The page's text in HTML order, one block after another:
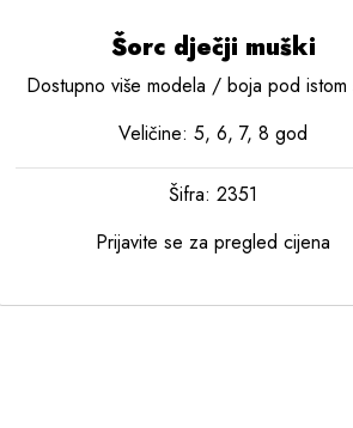
Šorc dječji muški
Dostupno više modela / boja pod istom
Veličine: 5, 6, 7, 8 god
Šifra: 2351
Prijavite se za pregled cijena